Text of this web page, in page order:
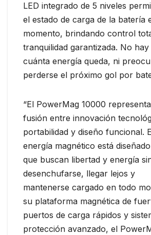
LED integrado de 5 niveles
el estado de carga de la batería
momento, brindando control
tranquilidad garantizada. No
cuánta energía queda, ni
perderse el próximo gol por
“El PowerMag 10000
fusión entre innovación
portabilidad y diseño funcional.
energía magnético está
que buscan libertad y energía
desenchufarse, llegar lejos y
mantenerse cargado en todo
su plataforma magnética de
puertos de carga rápidos y
protección avanzado, el